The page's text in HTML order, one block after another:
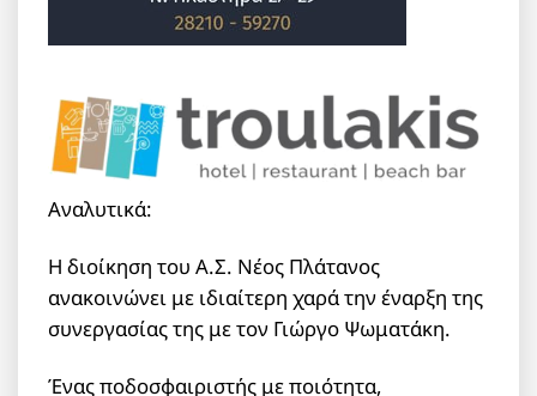
Αναλυτικά:
Η διοίκηση του Α.Σ. Νέος Πλάτανος
ανακοινώνει με ιδιαίτερη χαρά την έναρξη της
συνεργασίας της με τον Γιώργο Ψωματάκη.
Ένας ποδοσφαιριστής με ποιότητα,